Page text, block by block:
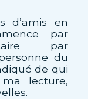
d’amis en
par
par
du
de qui
ma lecture,